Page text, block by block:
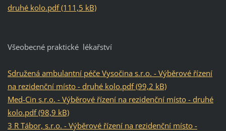
druhé kolo.pdf (111,5 kB)
Všeobecné praktické lékařství
Sdružená ambulantní péče Vysočina s.r.o. - Výběrové řízení
na rezidenční místo - druhé kolo.pdf (99,2 kB)
Med-Cin s.r.o. - Výběrové řízení na rezidenční místo - druhé
kolo.pdf (98,9 kB)
3 R Tábor, s.r.o. - Výběrové řízení na rezidenční místo -